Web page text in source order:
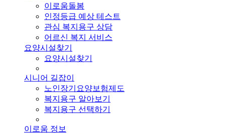
이로움돌봄
인정등급 예상 테스트
관심 복지용구 상담
어르신 복지 서비스
요양시설찾기
요양시설찾기
시니어 길잡이
노인장기요양보험제도
복지용구 알아보기
복지용구 선택하기
이로움 정보